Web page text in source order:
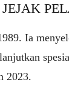
Ia
2023.